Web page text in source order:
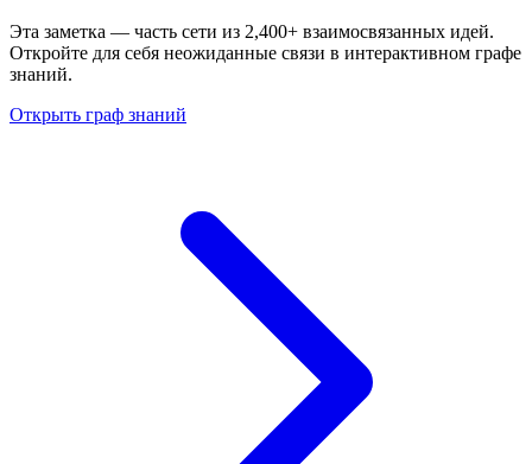
Эта заметка — часть сети из 2,400+ взаимосвязанных идей.
Откройте для себя неожиданные связи в интерактивном графе
знаний.
Открыть граф знаний